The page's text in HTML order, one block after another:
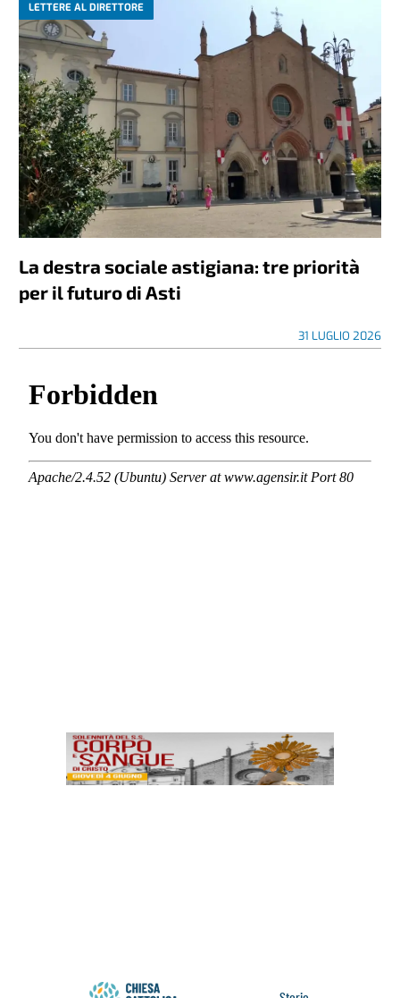
LETTERE AL DIRETTORE
La destra sociale astigiana: tre priorità
per il futuro di Asti
31 LUGLIO 2026